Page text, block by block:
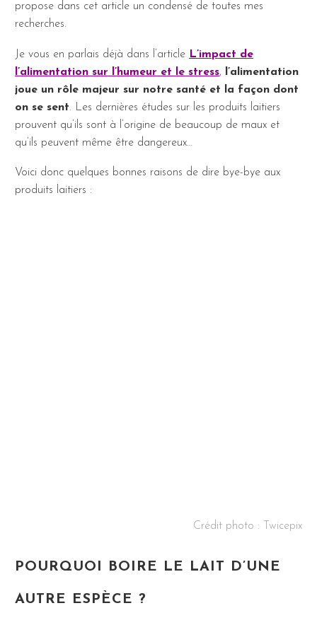
propose dans cet article un condensé de toutes mes
recherches.
Je vous en parlais déjà dans l’article L’impact de
l’alimentation sur l’humeur et le stress,
l’alimentation
joue un rôle majeur sur notre santé et la façon dont
on se sent. Les dernières études sur les produits laitiers
prouvent qu’ils sont à l’origine de beaucoup de maux et
qu’ils peuvent même être dangereux…
Voici donc quelques bonnes raisons de dire bye-bye aux
produits laitiers :
Crédit photo : Twicepix
POURQUOI BOIRE LE LAIT D’UNE
AUTRE ESPÈCE ?